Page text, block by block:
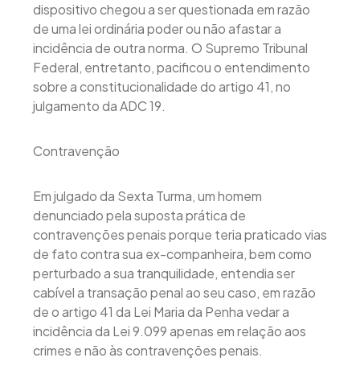
dispositivo chegou a ser questionada em razão
de uma lei ordinária poder ou não afastar a
incidência de outra norma. O Supremo Tribunal
Federal, entretanto, pacificou o entendimento
sobre a constitucionalidade do artigo 41, no
julgamento da ADC 19.
Contravenção
Em julgado da Sexta Turma, um homem
denunciado pela suposta prática de
contravenções penais porque teria praticado vias
de fato contra sua ex-companheira, bem como
perturbado a sua tranquilidade, entendia ser
cabível a transação penal ao seu caso, em razão
de o artigo 41 da Lei Maria da Penha vedar a
incidência da Lei 9.099 apenas em relação aos
crimes e não às contravenções penais.